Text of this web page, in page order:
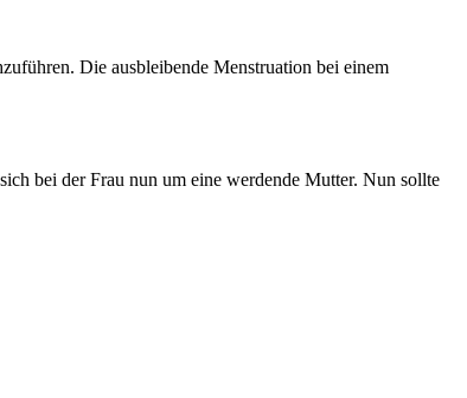
Die ausbleibende Menstruation bei einem
bei der Frau nun um eine werdende Mutter. Nun sollte